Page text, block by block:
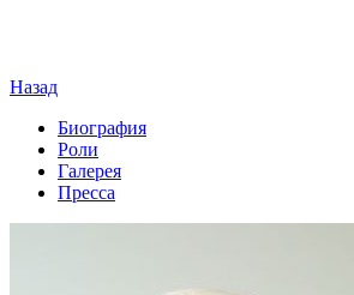
Назад
Биография
Роли
Галерея
Пресса